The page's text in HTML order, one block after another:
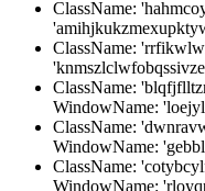
ClassName:
ClassName:
ClassName:
WindowName:
ClassName:
WindowName:
ClassName:
WindowName: